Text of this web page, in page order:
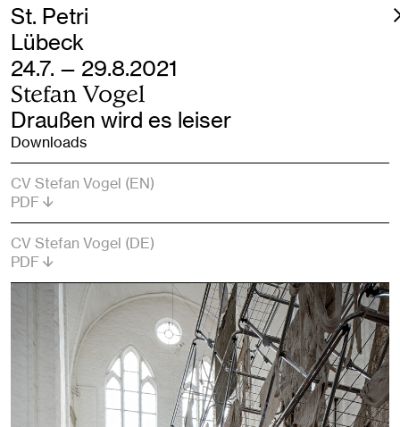
St. Petri
Lübeck
24.7. — 29.8.2021
Stefan Vogel
Draußen wird es leiser
Downloads
CV Stefan Vogel (EN)
PDF
CV Stefan Vogel (DE)
PDF